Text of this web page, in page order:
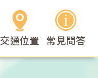
交通位置 常見問答
交通位置 常見問答